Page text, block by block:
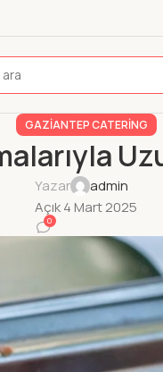
GAZIANTEP CATERING
Yazar
admin
Açık 4 Mart 2025
0